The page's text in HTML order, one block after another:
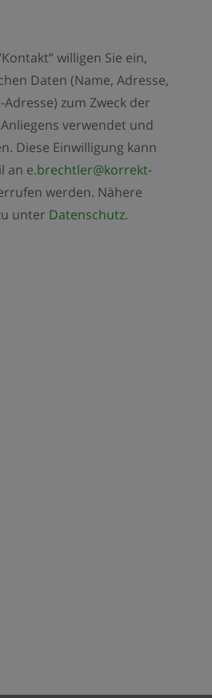
willigen Sie ein,
Daten (Name, Adresse,
zum Zweck der
verwendet und
Diese Einwilligung kann
an e.brechtler@korrekt-
werden. Nähere
unter Datenschutz.